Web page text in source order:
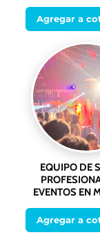
Agregar a
EQUIPO DE
EVENTOS EN
Agregar a